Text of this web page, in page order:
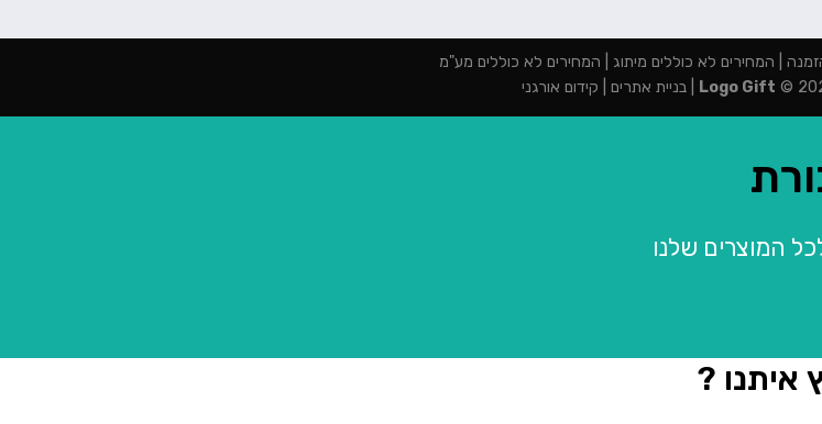
Logo Gift
|בניית אתרים קידום אורגני
המוצרים שלנו
איתנו ?